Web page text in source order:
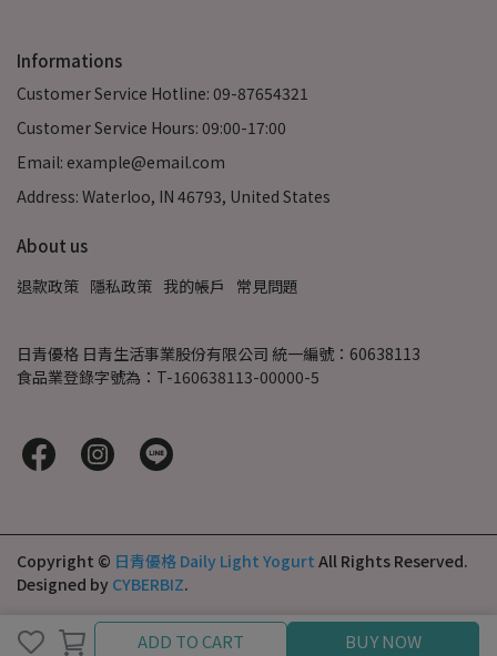
ADD TO CART BUY NOW
Informations
Customer Service Hotline: 09-87654321
Customer Service Hours: 09:00-17:00
Email: example@email.com
Address: Waterloo, IN 46793, United States
About us
退款政策 隱私政策 我的帳戶 常見問題
日青優格 日青生活事業股份有限公司 統一編號：60638113
食品業登錄字號為：T-160638113-00000-5
Copyright © 日青優格 Daily Light Yogurt All Rights Reserved.
Designed by CYBERBIZ.